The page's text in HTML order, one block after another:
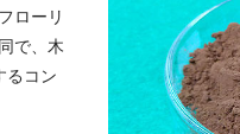
ローリ
で、木
るコン